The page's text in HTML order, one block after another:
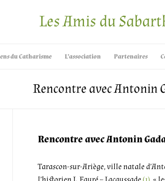
Les Amis du
du Catharisme L’association Partenaires
Rencontre avec Antonin
Rencontre avec Antonin
Tarascon-sur-Ariège, ville natale